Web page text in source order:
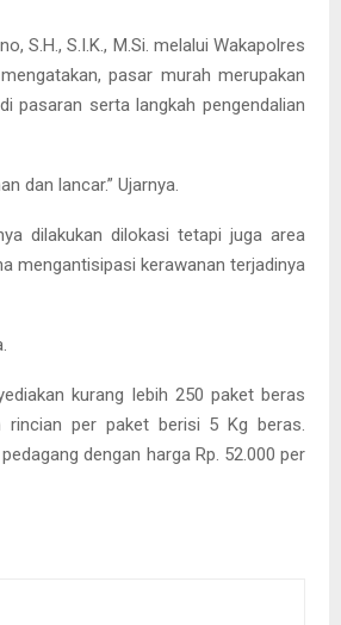
S.H., S.I.K., M.Si. melalui Wakapolres
pasar murah merupakan
pasaran serta langkah pengendalian
dan lancar.” Ujarnya.
dilakukan dilokasi tetapi juga area
mengantisipasi kerawanan terjadinya
kurang lebih 250 paket beras
rincian per paket berisi 5 Kg beras.
dengan harga Rp. 52.000 per